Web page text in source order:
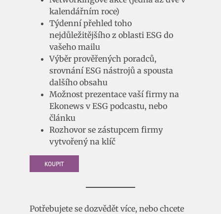
kalendářním roce)
Týdenní přehled toho
nejdůležitějšího z oblasti ESG do
vašeho mailu
Výběr prověřených poradců,
srovnání ESG nástrojů a spousta
dalšího obsahu
Možnost prezentace vaší firmy na
Ekonews v ESG podcastu, nebo
článku
Rozhovor se zástupcem firmy
vytvořený na klíč
KOUPIT
Potřebujete se dozvědět více, nebo chcete